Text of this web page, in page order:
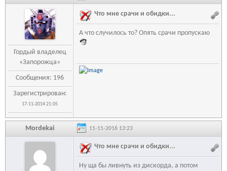
Гордый владелец
«Запорожца»
Сообщения: 196
Зарегистрирован:
17-11-2014 21:05
Что мне срачи и обидки...
А что случилось то? Опять срачи пропускаю
Mordekai 11-11-2016 13:23
Что мне срачи и обидки...
Ну ща бы ливнуть из дискорда, а потом